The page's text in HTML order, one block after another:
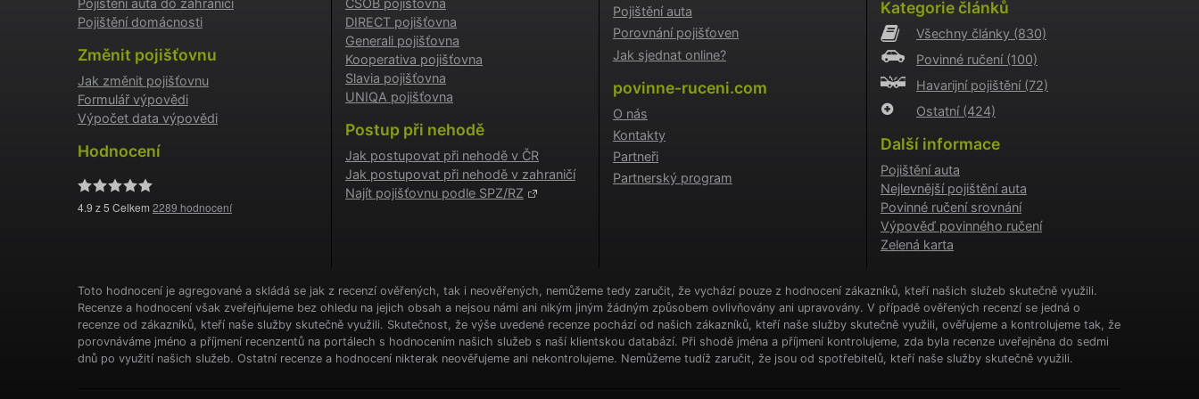
Pojištění domácnosti
Změnit pojišťovnu
Jak změnit pojišťovnu
Formulář výpovědi
Výpočet data výpovědi
Hodnocení
4.9 z 5 Celkem 2289 hodnocení
DIRECT pojišťovna
Generali pojišťovna
Kooperativa pojišťovna
Slavia pojišťovna
UNIQA pojišťovna
Postup při nehodě
Jak postupovat při nehodě v ČR
Jak postupovat při nehodě v zahraničí
Najít pojišťovnu podle SPZ/RZ
Pojištění auta
Porovnání pojišťoven
Jak sjednat online?
povinne-ruceni.com
O nás
Kontakty
Partneři
Partnerský program
Kategorie článků
Všechny články (830)
Povinné ručení (100)
Havarijní pojištění (72)
Ostatní (424)
Další informace
Pojištění auta
Nejlevnější pojištění auta
Povinné ručení srovnání
Výpověď povinného ručení
Zelená karta
Toto hodnocení je agregované a skládá se jak z recenzí ověřených, tak i neověřených, nemůžeme tedy zaručit, že vychází pouze z hodnocení zákazníků, kteří našich služeb skutečně využili.
Recenze a hodnocení však zveřejňujeme bez ohledu na jejich obsah a nejsou námi ani nikým jiným žádným způsobem ovlivňovány ani upravovány. V případě ověřených recenzí se jedná o
recenze od zákazníků, kteří naše služby skutečně využili. Skutečnost, že výše uvedené recenze pochází od našich zákazníků, kteří naše služby skutečně využili, ověřujeme a kontrolujeme tak, že
porovnáváme jméno a příjmení recenzentů na portálech s hodnocením našich služeb s naší klientskou databází. Při shodě jména a příjmení kontrolujeme, zda byla recenze uveřejněna do sedmi
dnů po využití našich služeb. Ostatní recenze a hodnocení nikterak neověřujeme ani nekontrolujeme. Nemůžeme tudíž zaručit, že jsou od spotřebitelů, kteří naše služby skutečně využili.
Nezařazené soubory
Nezbytně nutné soubory cookies zprostředkovávají základní funkčnost stránky, web bez nich nemůže
fungovat. Tyto cookies můžeme využívat i bez Vašeho souhlasu.
Název Popis
affiliate
.povinne-
Tento soubor cookie používáme pro
správnou funkčnost CRM a prioritizaci
záznamů bez dalšího detailu o relaci
testing
.povinne-
utm_source
.povinne-
ruceni.com
1 den
Tento soubor cookie používáme pro
správnou funkčnost CRM a prioritizaci
záznamů bez dalšího detailu o relaci
uživatele.
CookieScriptConsent
CookieScript
1 rok
Tento soubor cookie používá služba